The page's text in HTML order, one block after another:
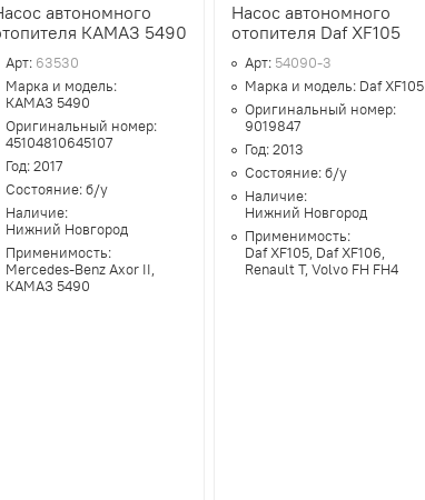
автономного
КАМАЗ 5490
Арт: 63530
Марка и модель:
КАМАЗ 5490
Оригинальный номер:
45104810645107
Год:2017
Состояние:б/у
Наличие:
Нижний Новгород
Применимость:
Mercedes-Benz Axor II,
КАМАЗ 5490
Насос автономного
отопителя Daf XF105
Арт: 54090-3
Марка и модель: Daf XF105
Оригинальный номер:
9019847
Год:2013
Состояние:б/у
Наличие:
Нижний Новгород
Применимость:
Daf XF105, Daf XF106,
Renault T, Volvo FH FH4